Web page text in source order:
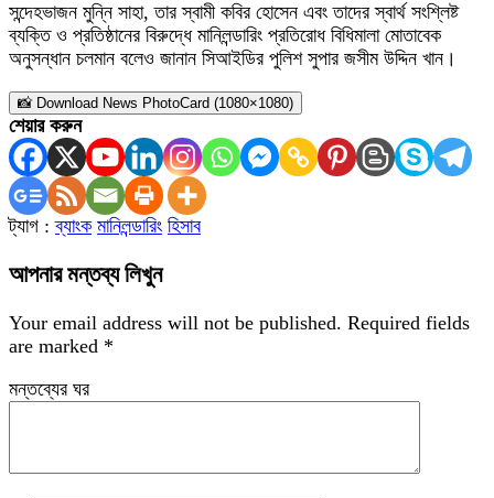
সন্দেহভাজন মুন্নি সাহা, তার স্বামী কবির হোসেন এবং তাদের স্বার্থ সংশ্লিষ্ট
ব্যক্তি ও প্রতিষ্ঠানের বিরুদ্ধে মানিলন্ডারিং প্রতিরোধ বিধিমালা মোতাবেক
অনুসন্ধান চলমান বলেও জানান সিআইডির পুলিশ সুপার জসীম উদ্দিন খান।
📸 Download News PhotoCard (1080×1080)
শেয়ার করুন
ট্যাগ :ব্যাংক মানিলন্ডারিং হিসাব
আপনার মন্তব্য লিখুন
Your email address will not be published. Required fields
are marked *
মন্তব্যের ঘর